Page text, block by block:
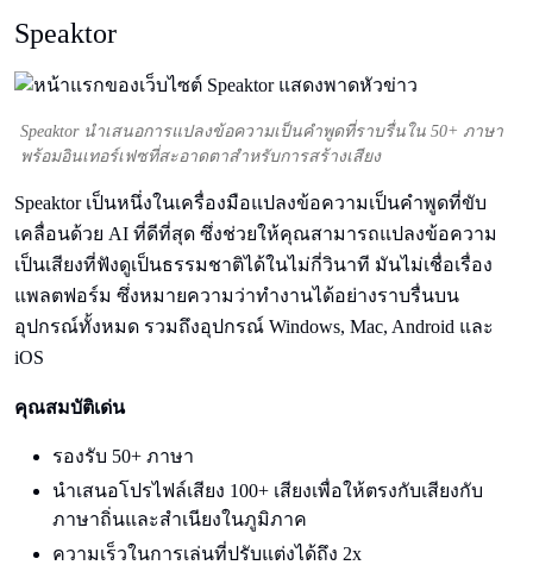
Speaktor
Speaktor นําเสนอการแปลงข้อความเป็นคําพูดที่ราบรื่นใน 50+ ภาษา
พร้อมอินเทอร์เฟซที่สะอาดตาสําหรับการสร้างเสียง
Speaktor เป็นหนึ่งในเครื่องมือแปลงข้อความเป็นคําพูดที่ขับ
เคลื่อนด้วย AI ที่ดีที่สุด ซึ่งช่วยให้คุณสามารถแปลงข้อความ
เป็นเสียงที่ฟังดูเป็นธรรมชาติได้ในไม่กี่วินาที มันไม่เชื่อเรื่อง
แพลตฟอร์ม ซึ่งหมายความว่าทํางานได้อย่างราบรื่นบน
อุปกรณ์ทั้งหมด รวมถึงอุปกรณ์ Windows, Mac, Android และ
iOS
คุณสมบัติเด่น
รองรับ 50+ ภาษา
นําเสนอโปรไฟล์เสียง 100+ เสียงเพื่อให้ตรงกับเสียงกับ
ภาษาถิ่นและสําเนียงในภูมิภาค
ความเร็วในการเล่นที่ปรับแต่งได้ถึง 2x